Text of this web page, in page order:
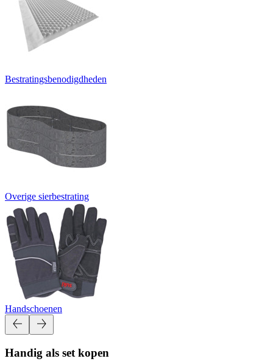
Bestratingsbenodigdheden
Overige sierbestrating
Handschoenen
Handig als set kopen